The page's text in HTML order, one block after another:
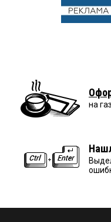
на